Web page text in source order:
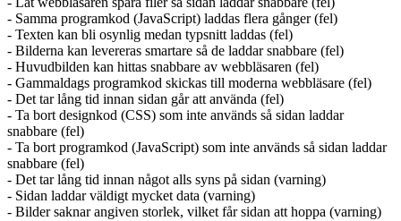
- Samma programkod (JavaScript) laddas flera gånger (fel)
- Texten kan bli osynlig medan typsnitt laddas (fel)
- Bilderna kan levereras smartare så de laddar snabbare (fel)
- Huvudbilden kan hittas snabbare av webbläsaren (fel)
- Gammaldags programkod skickas till moderna webbläsare (fel)
- Det tar lång tid innan sidan går att använda (fel)
- Ta bort designkod (CSS) som inte används så sidan laddar
snabbare (fel)
- Ta bort programkod (JavaScript) som inte används så sidan laddar
snabbare (fel)
- Det tar lång tid innan något alls syns på sidan (varning)
- Sidan laddar väldigt mycket data (varning)
- Bilder saknar angiven storlek, vilket får sidan att hoppa (varning)